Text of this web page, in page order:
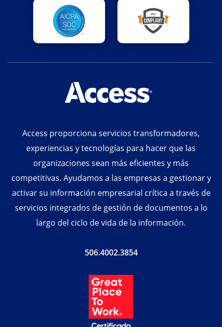
Access proporciona servicios transformadores,
experiencias y tecnologías para hacer que las
organizaciones sean más eficientes y más
competitivas. Ayudamos a las empresas a gestionar y
activar su información empresarial crítica a través de
servicios integrados de gestión de documentos a lo
largo del ciclo de vida de la información.
506.4002.3854